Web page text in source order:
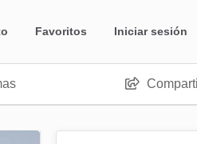
Favoritos Iniciar sesión